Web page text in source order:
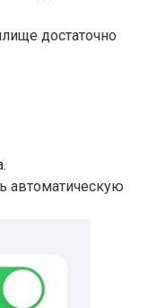
достаточно
автоматическую